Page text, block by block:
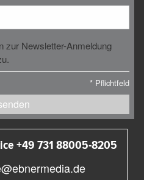
zur Newsletter-Anmeldung
* Pflichtfeld
+49 731 88005-8205